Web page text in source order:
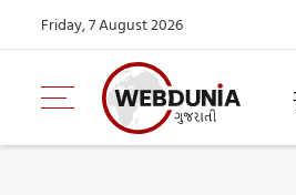
Friday, 7 August 2026